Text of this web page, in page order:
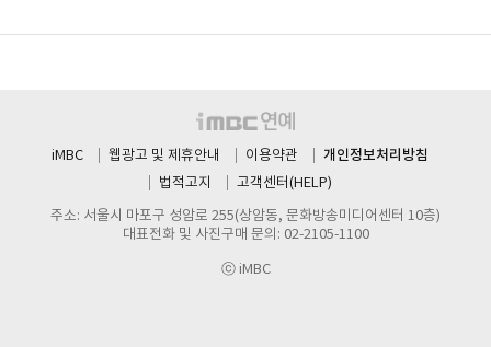
iMBC 웹광고 및 제휴안내 이용약관 개인정보처리방침
법적고지
고객센터(HELP)
주소: 서울시 마포구 성암로 255(상암동, 문화방송미디어센터 10층)
대표전화 및 사진구매 문의: 02-2105-1100
ⓒ iMBC